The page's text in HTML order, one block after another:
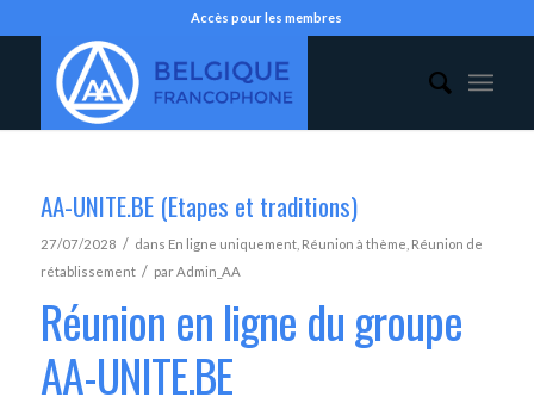
Accès pour les membres
AA-UNITE.BE (Etapes et traditions)
27/07/2028 / dans En ligne uniquement, Réunion à thème Réunion de
rétablissement / parAdmin_AA
Réunion en ligne du groupe
AA-UNITE.BE